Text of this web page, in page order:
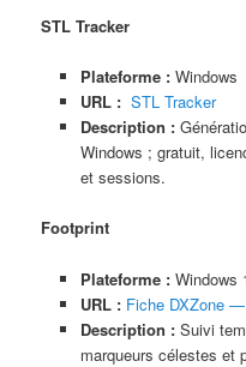
STL Tracker
Plateforme : Windows
URL : STL Tracker
Description :
Windows ; gratuit,
et sessions.
Footprint
Plateforme : Windows
URL : Fiche DXZone
Description : Suivi
marqueurs célestes et